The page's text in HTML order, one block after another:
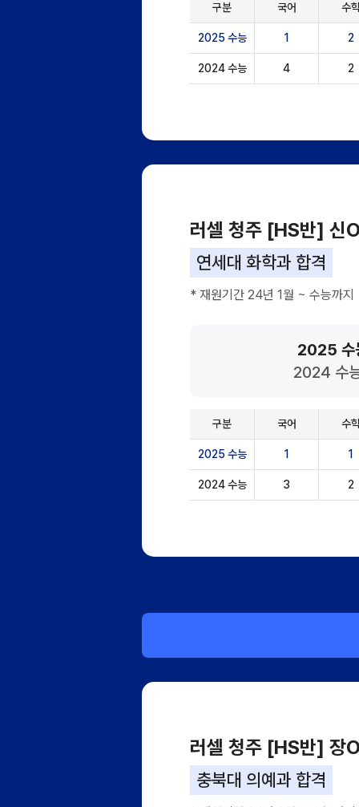
구분 국어 수
2025 수능 1 2
2024 수능 4 2
러셀 청주 [HS반] 신
연세대 화학과 합격
* 재원기간 24년 1월 ~ 수능까지
2025
2024 수
구분 국어 수
2025 수능 1 1
2024 수능 3 2
러셀 청주 [HS반] 장
충북대 의예과 합격